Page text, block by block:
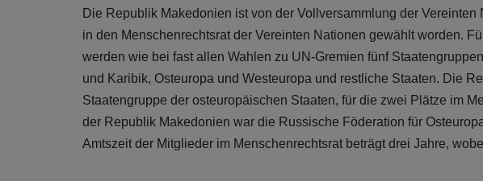
Die Republik Makedonien ist von der Vollversammlung der
in den Menschenrechtsrat der Vereinten Nationen gewählt worden.
werden wie bei fast allen Wahlen zu UN-Gremien fünf
und Karibik, Osteuropa und Westeuropa und restliche Staaten. Die
Staatengruppe der osteuropäischen Staaten, für die zwei Plätze im
der Republik Makedonien war die Russische Föderation für
Amtszeit der Mitglieder im Menschenrechtsrat beträgt drei Jahre,